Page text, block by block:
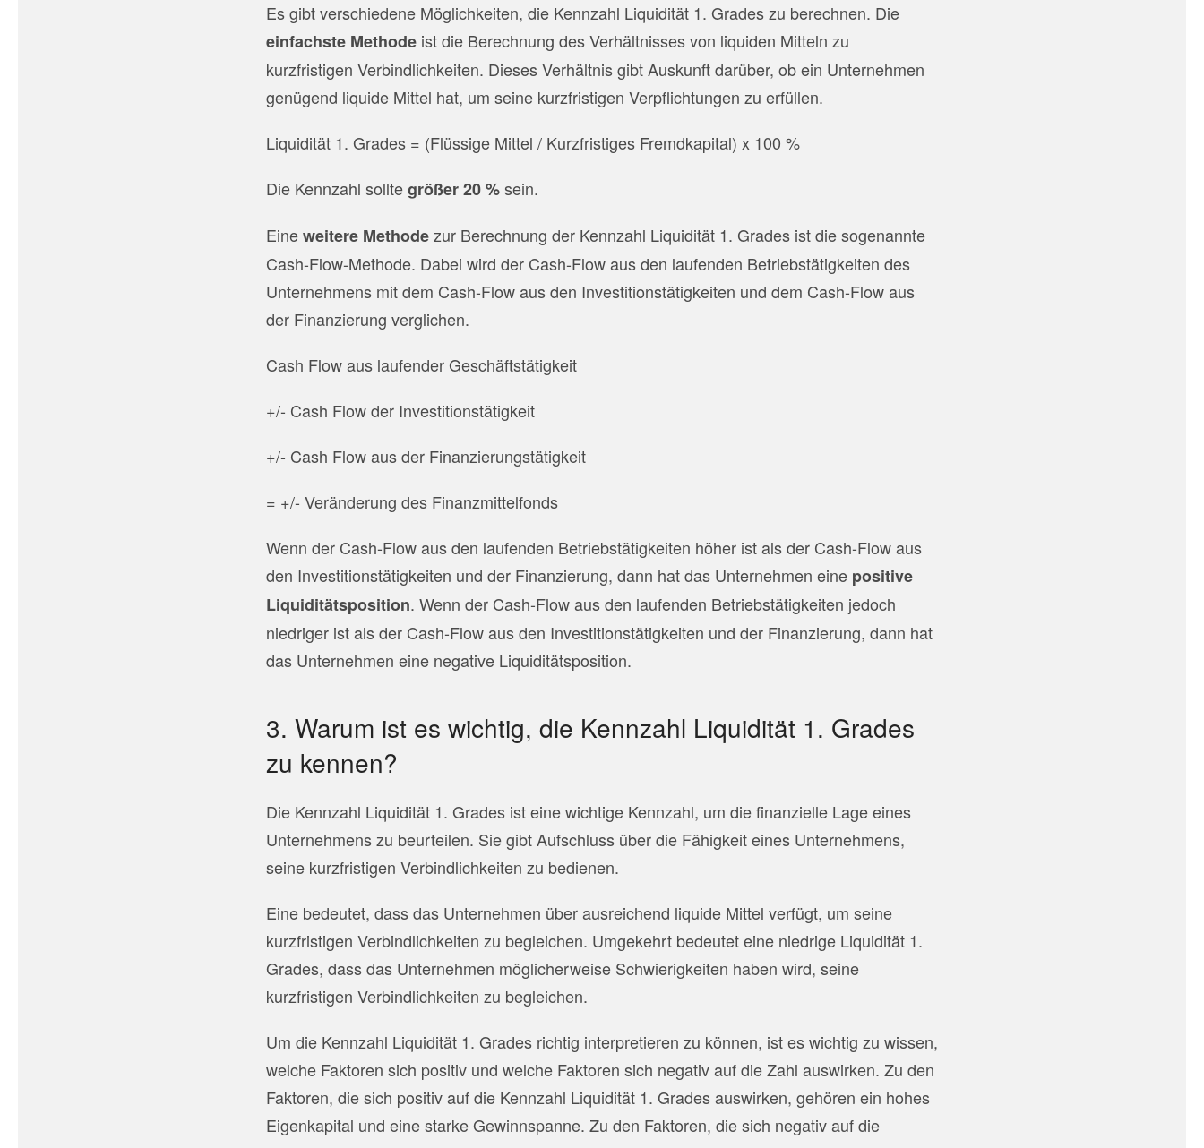
Es gibt verschiedene Möglichkeiten, die Kennzahl Liquidität 1. Grades zu berechnen. Die
einfachste Methode ist die Berechnung des Verhältnisses von liquiden Mitteln zu
kurzfristigen Verbindlichkeiten. Dieses Verhältnis gibt Auskunft darüber, ob ein Unternehmen
genügend liquide Mittel hat, um seine kurzfristigen Verpflichtungen zu erfüllen.
Liquidität 1. Grades = (Flüssige Mittel / Kurzfristiges Fremdkapital) x 100 %
Die Kennzahl solltegrößer 20 %sein.
Eineweitere Methodezur Berechnung der Kennzahl Liquidität 1. Grades ist die sogenannte
Cash-Flow-Methode. Dabei wird der Cash-Flow aus den laufenden Betriebstätigkeiten des
Unternehmens mit dem Cash-Flow aus den Investitionstätigkeiten und dem Cash-Flow aus
der Finanzierung verglichen.
Cash Flow aus laufender Geschäftstätigkeit
+/- Cash Flow der Investitionstätigkeit
+/- Cash Flow aus der Finanzierungstätigkeit
= +/- Veränderung des Finanzmittelfonds
Wenn der Cash-Flow aus den laufenden Betriebstätigkeiten höher ist als der Cash-Flow aus
den Investitionstätigkeiten und der Finanzierung, dann hat das Unternehmen eine positive
Liquiditätsposition. Wenn der Cash-Flow aus den laufenden Betriebstätigkeiten jedoch
niedriger ist als der Cash-Flow aus den Investitionstätigkeiten und der Finanzierung, dann hat
das Unternehmen eine negative Liquiditätsposition.
3. Warum ist es wichtig, die Kennzahl Liquidität 1. Grades
zu kennen?
Die Kennzahl Liquidität 1. Grades ist eine wichtige Kennzahl, um die finanzielle Lage eines
Unternehmens zu beurteilen. Sie gibt Aufschluss über die Fähigkeit eines Unternehmens,
seine kurzfristigen Verbindlichkeiten zu bedienen.
Eine bedeutet, dass das Unternehmen über ausreichend liquide Mittel verfügt, um seine
kurzfristigen Verbindlichkeiten zu begleichen. Umgekehrt bedeutet eine niedrige Liquidität 1.
Grades, dass das Unternehmen möglicherweise Schwierigkeiten haben wird, seine
kurzfristigen Verbindlichkeiten zu begleichen.
Um die Kennzahl Liquidität 1. Grades richtig interpretieren zu können, ist es wichtig zu wissen,
welche Faktoren sich positiv und welche Faktoren sich negativ auf die Zahl auswirken. Zu den
Faktoren, die sich positiv auf die Kennzahl Liquidität 1. Grades auswirken, gehören ein hohes
Eigenkapital und eine starke Gewinnspanne. Zu den Faktoren, die sich negativ auf die